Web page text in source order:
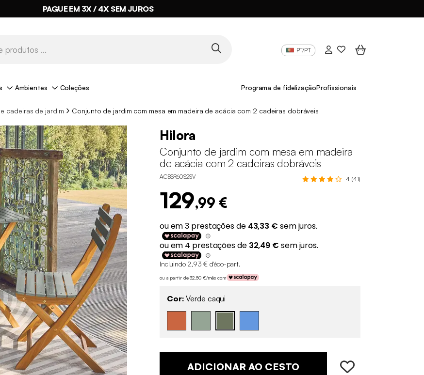
PAGUE EM 3X / 4X SEM JUROS
PT/PT
Ambientes Coleções Programa de fidelizaçãoProfissionais
cadeiras de jardim Conjunto de jardim com mesa em madeira de acácia com 2 cadeiras dobráveis
Hilora
Conjunto de jardim com mesa em madeira
de acácia com 2 cadeiras dobráveis
ACBSR60S2SV 4 (41)
129,99 €
Incluindo 2,93 € d'éco-part.
ou a partir de 32,50 €/mês com
Cor: Verde caqui
ADICIONAR AO CESTO